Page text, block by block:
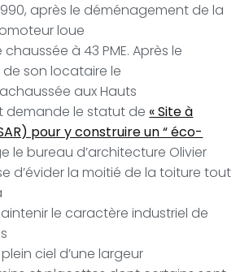
après le déménagement de la
loue
à 43 PME. Après le
son locataire le
aux Hauts
demande le statut de « Site à
pour y construire un “ éco-
le bureau d’architecture Olivier
d’évider la moitié de la toiture tout
le caractère industriel de
ciel d’une largeur